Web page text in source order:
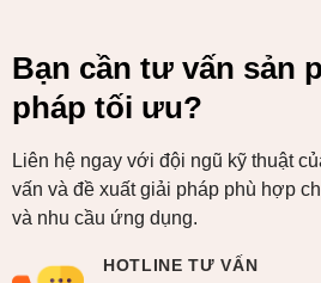
Bạn cần tư vấn sản
pháp tối ưu?
Liên hệ ngay với đội ngũ kỹ thuật
vấn và đề xuất giải pháp phù hợp
và nhu cầu ứng dụng.
HOTLINE TƯ VẤN